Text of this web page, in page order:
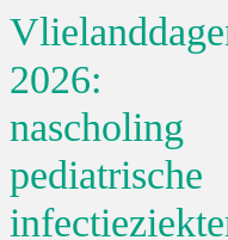
2026:
nascholing
pediatrische